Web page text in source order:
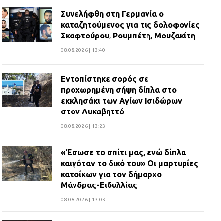
αστυνομικούς
08.07.2026 | 22:30
Ομαδικός βιασμός 19χρονης στο
πρότεινε την αθώωση των
αστυνομικών
08.07.2026 | 16:24
Ο δήμαρχος Μάνδρας δώρισε όλους
για μηχάνημα καρδιολογικών
επεμβάσεων
08.07.2026 | 15:02
Συνελήφθη στη Γερμανία ο
καταζητούμενος για τις δολοφονίες
Σκαφτούρου, Ρουμπέτη, Μουζακίτη
08.08.2026 | 13:40
Εντοπίστηκε σορός σε
προχωρημένη σήψη δίπλα στο
εκκλησάκι των Αγίων Ισιδώρων
στον Λυκαβηττό
08.08.2026 | 13:23
«Έσωσε το σπίτι μας, ενώ δίπλα
καιγόταν το δικό του» Οι μαρτυρίες
κατοίκων για τον δήμαρχο
Μάνδρας-Ειδυλλίας
08.08.2026 | 13:03